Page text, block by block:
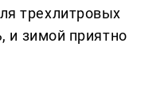
трехлитровых
и зимой приятно